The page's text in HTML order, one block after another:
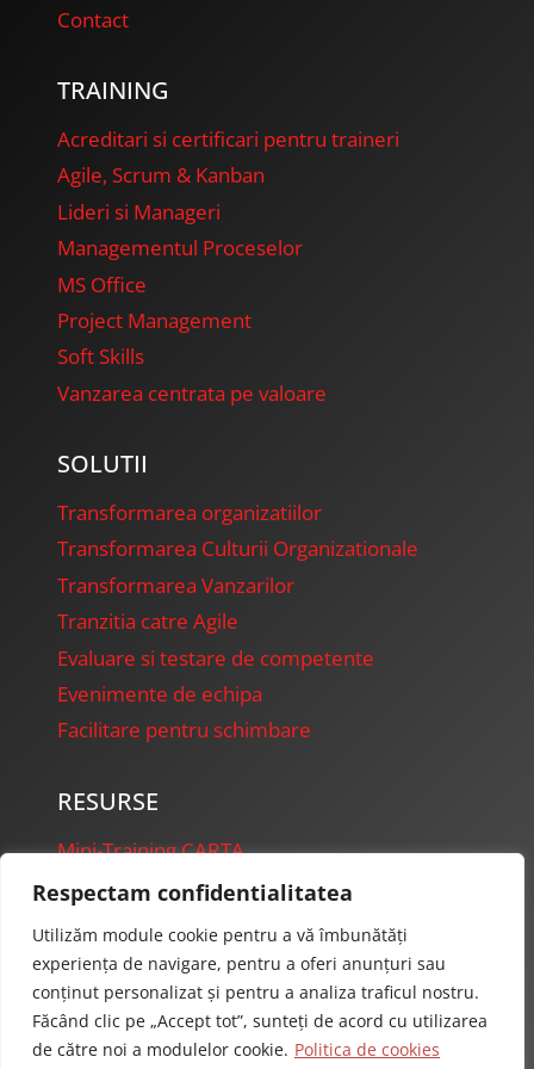
Respectam confidentialitatea
Utilizăm module cookie pentru a vă îmbunătăți
experiența de navigare, pentru a oferi anunțuri sau
conținut personalizat și pentru a analiza traficul nostru.
Făcând clic pe „Accept tot”, sunteți de acord cu utilizarea
de către noi a modulelor cookie. Politica de cookies
o
n
Contact
TRAINING
Acreditari si certificari pentru traineri
Agile, Scrum & Kanban
Lideri si Manageri
Managementul Proceselor
MS Office
Project Management
Soft Skills
Vanzarea centrata pe valoare
SOLUTII
Transformarea organizatiilor
Transformarea Culturii Organizationale
Transformarea Vanzarilor
Tranzitia catre Agile
Evaluare si testare de competente
Evenimente de echipa
Facilitare pentru schimbare
RESURSE
Mini-Training CARTA
FireFly Presentations
Starter Projects